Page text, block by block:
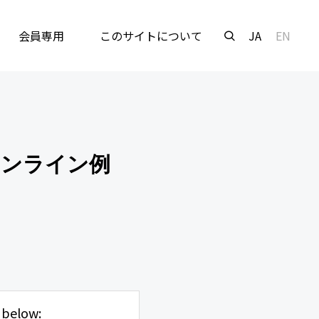
会員専用 このサイトについて JA EN
ライン例